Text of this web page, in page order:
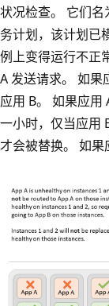
状况检查。 它们名
务计划，该计划已
例上变得运行不正
A 发送请求。 如果
应用 B。 如果应用
一小时，仅当应用
才会被替换。 如果